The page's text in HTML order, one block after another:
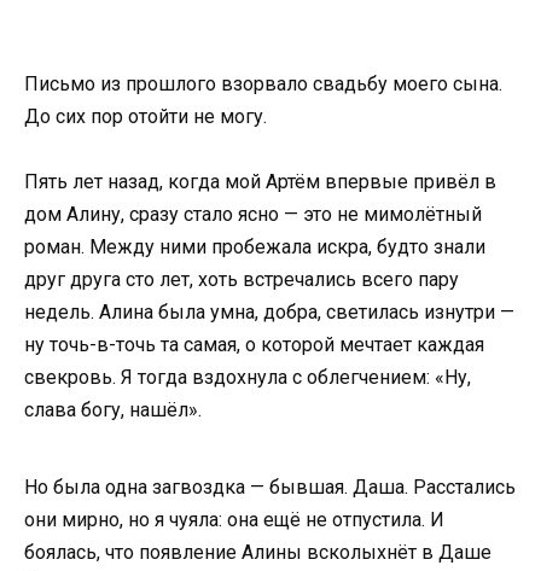
Письмо из прошлого взорвало свадьбу моего сына.
До сих пор отойти не могу.
Пять лет назад, когда мой Артём впервые привёл в
дом Алину, сразу стало ясно — это не мимолётный
роман. Между ними пробежала искра, будто знали
друг друга сто лет, хоть встречались всего пару
недель. Алина была умна, добра, светилась изнутри —
ну точь-в-точь та самая, о которой мечтает каждая
свекровь. Я тогда вздохнула с облегчением: «Ну,
слава богу, нашёл».
Но была одна загвоздка — бывшая. Даша. Расстались
они мирно, но я чуяла: она ещё не отпустила. И
боялась, что появление Алины всколыхнёт в Даше